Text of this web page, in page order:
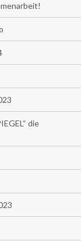
die